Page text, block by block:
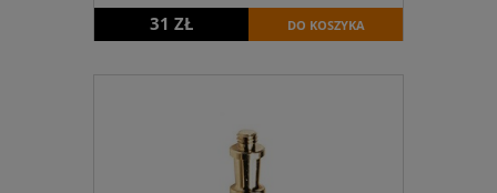
31 ZŁ DO KOSZYKA